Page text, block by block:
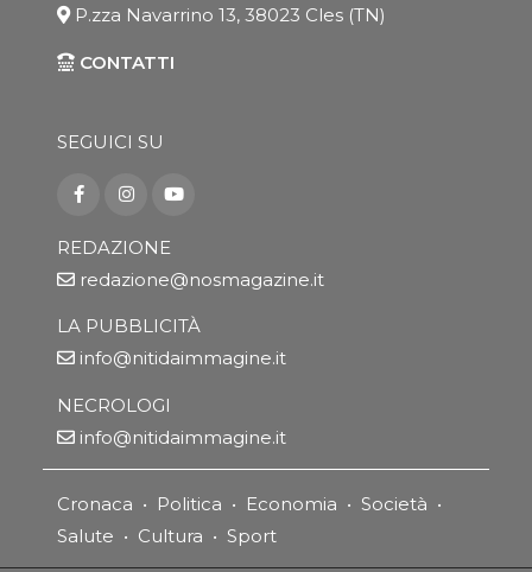
P.zza Navarrino 13, 38023 Cles (TN)
CONTATTI
SEGUICI SU
REDAZIONE
redazione@nosmagazine.it
LA PUBBLICITÀ
info@nitidaimmagine.it
NECROLOGI
info@nitidaimmagine.it
Cronaca • Politica • Economia • Società •
Salute • Cultura • Sport